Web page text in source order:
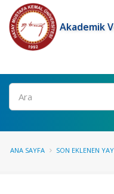
Akademik
Ara
ANA SAYFA SON EKLENEN